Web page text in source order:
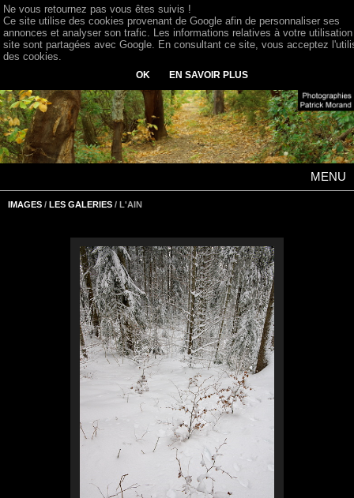
MENU
IMAGES / LES GALERIES / L'AIN
Ne vous retournez pas vous êtes suivis !
Ce site utilise des cookies provenant de Google afin de personnaliser ses
annonces et analyser son trafic. Les informations relatives à votre
site sont partagées avec Google. En consultant ce site, vous acceptez
des cookies.
OK EN SAVOIR PLUS